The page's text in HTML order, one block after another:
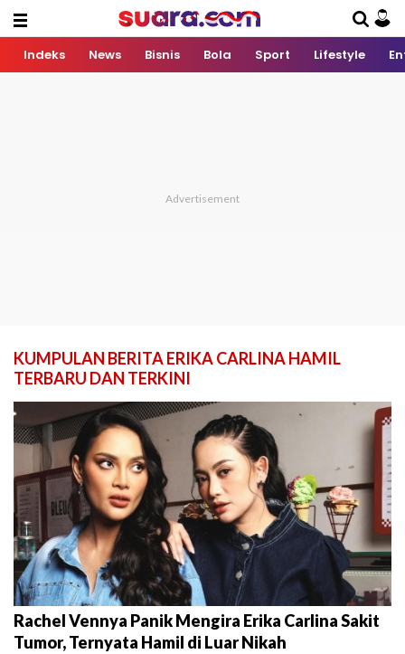
Indeks News Bisnis Bola Sport Lifestyle
KUMPULAN BERITA ERIKA CARLINA HAMIL
TERBARU DAN TERKINI
Rachel Vennya Panik Mengira Erika Carlina Sakit
Tumor, Ternyata Hamil di Luar Nikah